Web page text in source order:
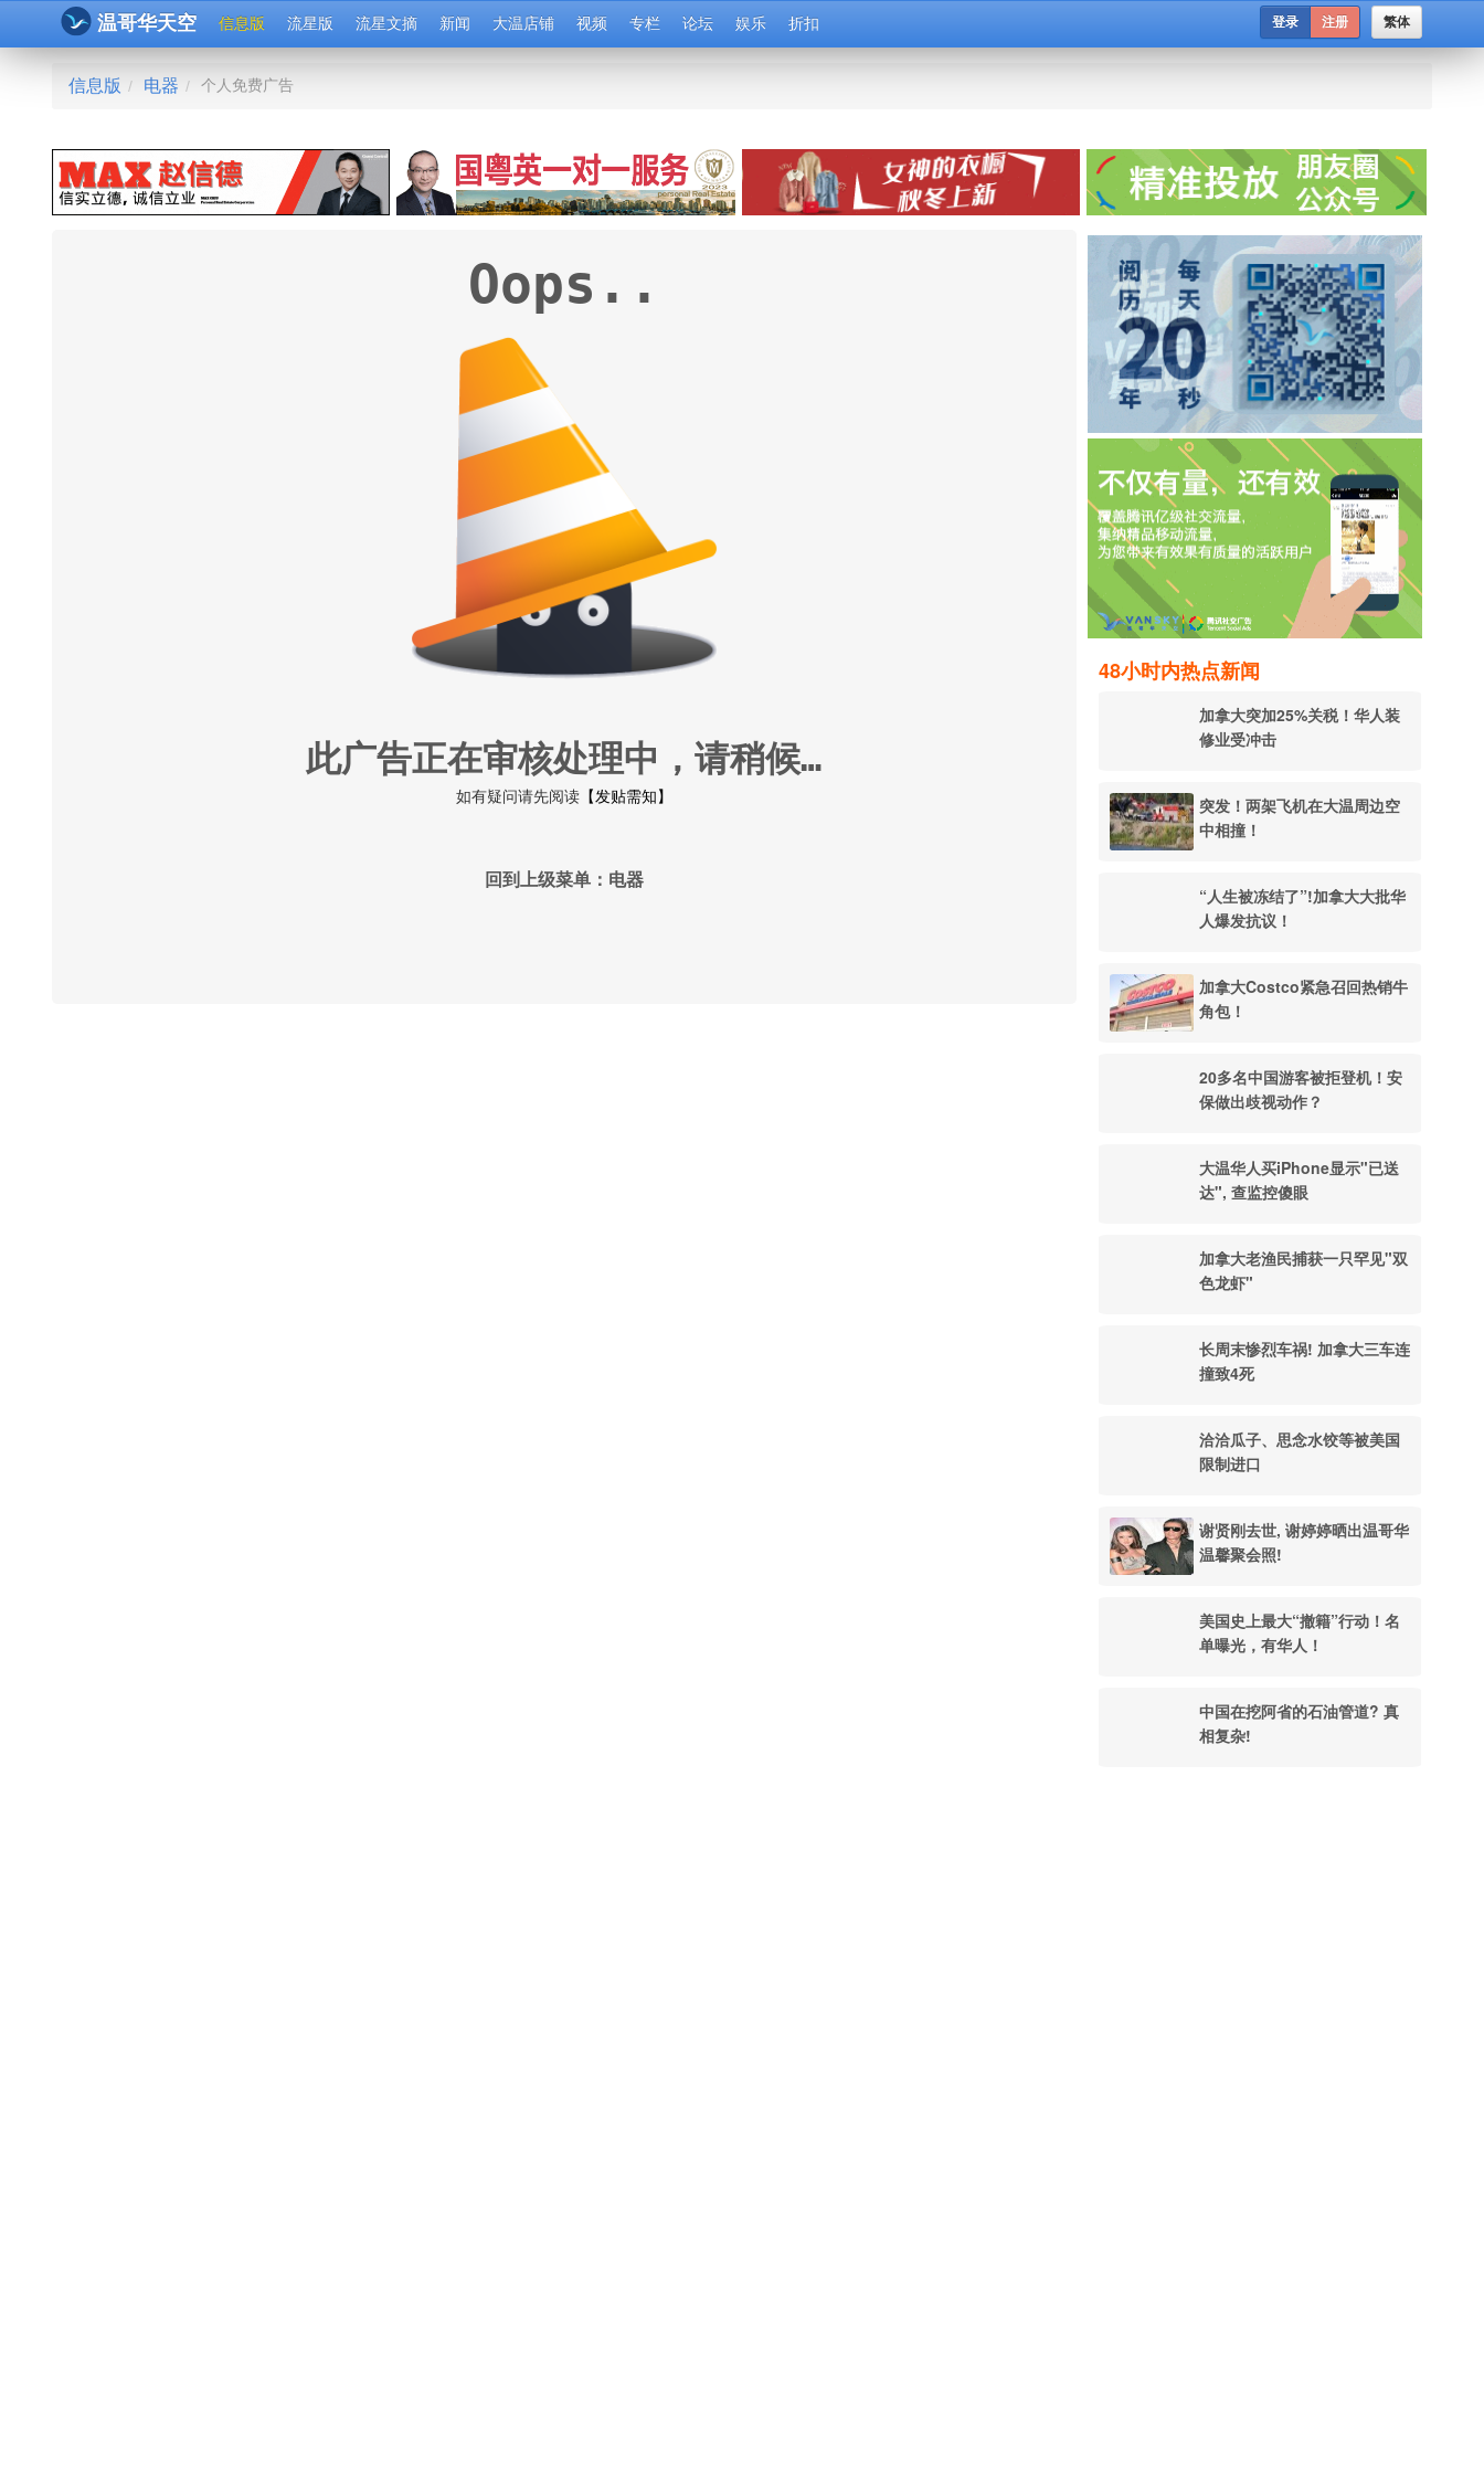
温哥华天空 信息版 流星版 流星文摘 新闻 大温店铺 视频 专栏 论坛 娱乐 折扣 繁体
登录 注册
信息版 / 电器 / 个人免费广告
48小时内热点新闻
加拿大突加25%关税！华人装
修业受冲击
突发！两架飞机在大温周边空
中相撞！
“人生被冻结了”!加拿大大批华
人爆发抗议！
加拿大Costco紧急召回热销牛
角包！
20多名中国游客被拒登机！安
保做出歧视动作？
大温华人买iPhone显示"已送
达", 查监控傻眼
加拿大老渔民捕获一只罕见"双
色龙虾"
长周末惨烈车祸! 加拿大三车连
撞致4死
洽洽瓜子、思念水饺等被美国
限制进口
谢贤刚去世, 谢婷婷晒出温哥华
温馨聚会照!
美国史上最大“撤籍”行动！名
单曝光，有华人！
中国在挖阿省的石油管道? 真
相复杂!
Oops..
此广告正在审核处理中，请稍候…
如有疑问请先阅读【发贴需知】
回到上级菜单：电器